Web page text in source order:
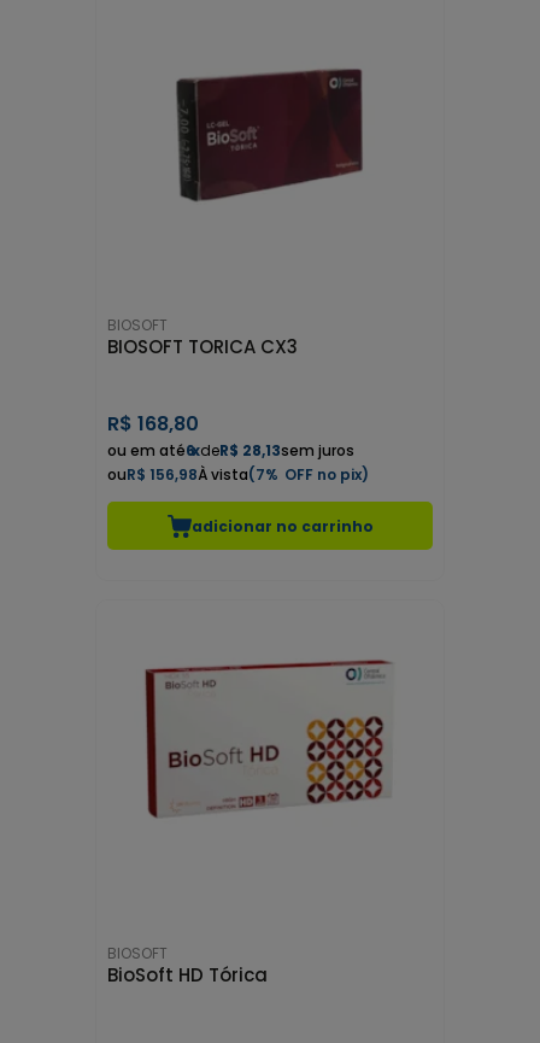
BIOSOFT
BIOSOFT TORICA CX3
R$ 168,80
6xdeR$ 28,13sem juros
R$ 156,98
7%
adicionar no carrinho
BIOSOFT
BioSoft HD Tórica